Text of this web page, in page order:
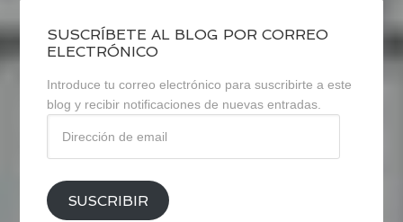
SUSCRÍBETE AL BLOG POR CORREO
ELECTRÓNICO
Introduce tu correo electrónico para suscribirte a este
blog y recibir notificaciones de nuevas entradas.
email
SUSCRIBIR